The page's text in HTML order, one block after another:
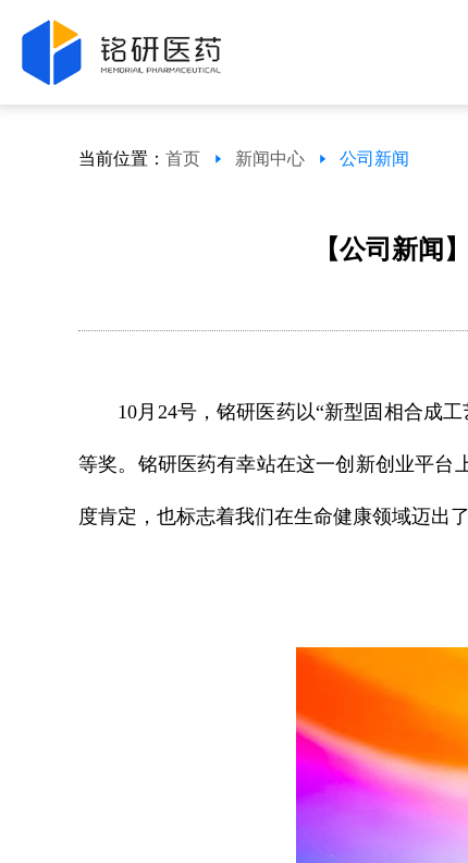
当前位置： 首页 新闻中心 公司新闻
【公司新闻
10月24号，铭研医药以“新型固相合成工
等奖。铭研医药有幸站在这一创新创业平台
度肯定，也标志着我们在生命健康领域迈出